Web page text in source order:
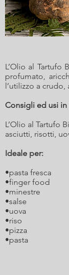
L’Olio al Tartufo
profumato,
l’utilizzo a
Consigli ed usi in
L’Olio al Tartufo
asciutti, risotti,
Ideale per:
•pasta fresca
•finger food
•minestre
•salse
•uova
•riso
•pizza
•pasta